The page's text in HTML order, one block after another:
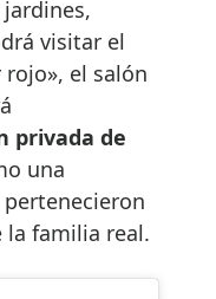
visitar el
el salón
privada de
una
la familia real.